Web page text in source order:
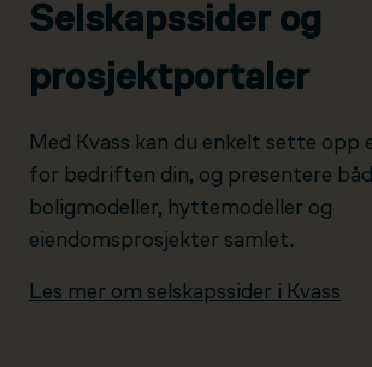
Selskapssider og
prosjektportaler
Med Kvass kan du enkelt sette opp
for bedriften din, og presentere
boligmodeller, hyttemodeller og
eiendomsprosjekter samlet.
Les mer om selskapssider i Kvass